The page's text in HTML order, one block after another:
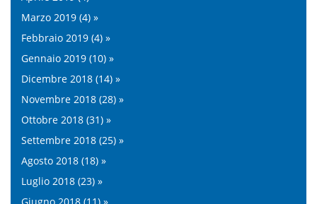
Marzo 2019 (4) »
Febbraio 2019 (4) »
Gennaio 2019 (10) »
Dicembre 2018 (14) »
Novembre 2018 (28) »
Ottobre 2018 (31) »
Settembre 2018 (25) »
Agosto 2018 (18) »
Luglio 2018 (23) »